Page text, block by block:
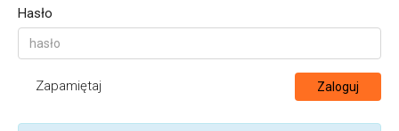
Hasło
Zapamiętaj Zaloguj